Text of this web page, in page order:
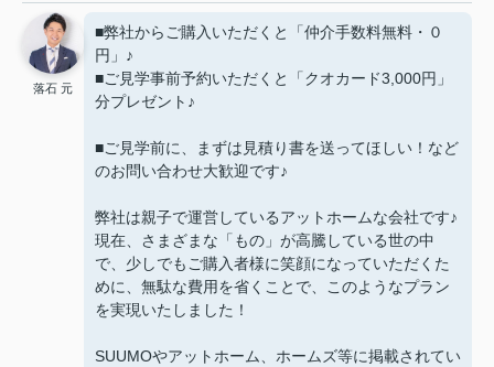
落石 元
■弊社からご購入いただくと「仲介手数料無料・０
円」♪
■ご見学事前予約いただくと「クオカード3,000円」
分プレゼント♪
■ご見学前に、まずは見積り書を送ってほしい！など
のお問い合わせ大歓迎です♪
弊社は親子で運営しているアットホームな会社です♪
現在、さまざまな「もの」が高騰している世の中
で、少しでもご購入者様に笑顔になっていただくた
めに、無駄な費用を省くことで、このようなプラン
を実現いたしました！
SUUMOやアットホーム、ホームズ等に掲載されてい